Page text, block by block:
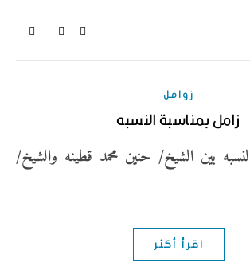
زوامل
زامل بمناسبة النسبه
بين الشيخ/ حنين محمد قطينه والشيخ/
اقرأ أكثر